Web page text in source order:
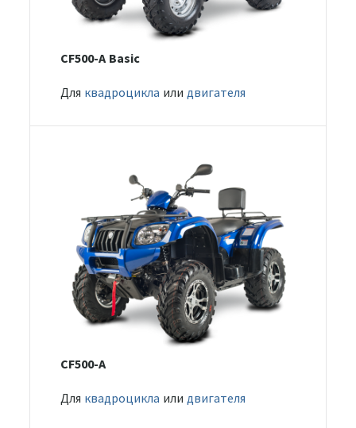
CF500-A Basic
Для квадроцикла или двигателя
CF500-A
Для квадроцикла или двигателя